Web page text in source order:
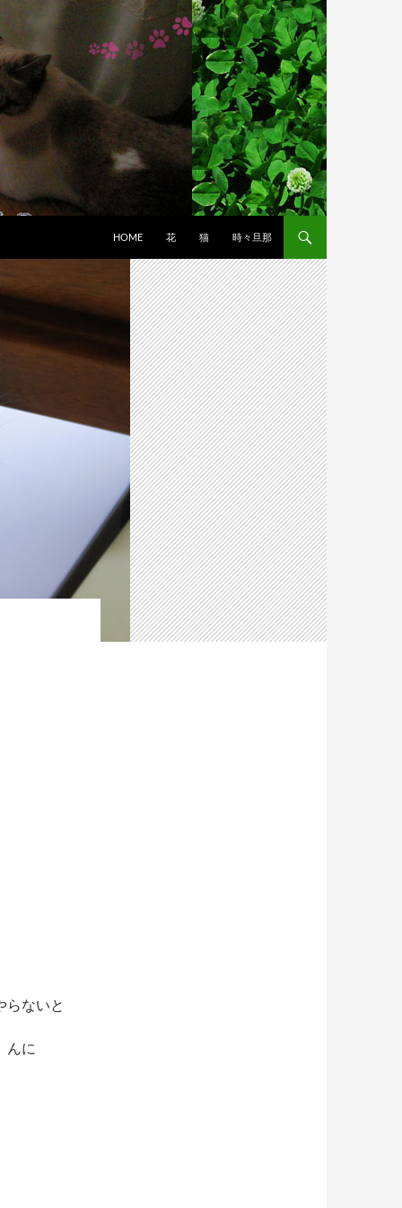
HOME 花 猫 時々旦那
らないと
んに